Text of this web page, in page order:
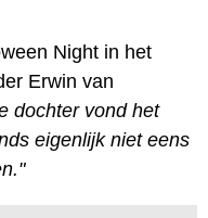
Night in het
Erwin van
dochter vond het
eigenlijk niet eens